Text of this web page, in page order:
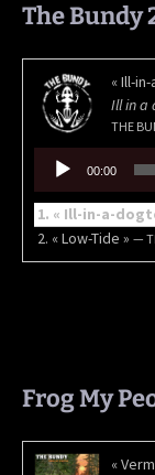
The Bundy
« Ill-
Ill in a
THE
Lecteur
audio
00:00
1. « Ill-in-a-
2. « Low-Tide » —
Frog My
«